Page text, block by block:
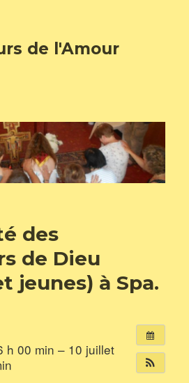
de l'Amour
des
de Dieu
jeunes) à Spa.
h 00 min – 10 juillet